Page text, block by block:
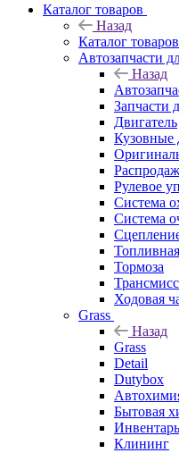
Каталог товаров
Назад
Каталог товаров
Автозапчасти
Назад
Запчасти
Двигатель
Кузовные
Рулевое
Система
Система
Тормоза
Ходовая
Grass
Назад
Grass
Detail
Dutybox
Бытовая
Инвентарь
Клининг